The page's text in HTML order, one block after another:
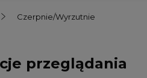
Czerpnie/Wyrzutnie
przeglądania